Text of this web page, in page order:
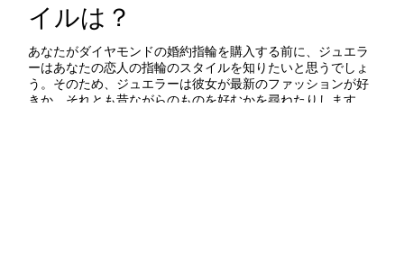
イルは？
あなたがダイヤモンドの婚約指輪を購入する前に、ジュエラ
ーはあなたの恋人の指輪のスタイルを知りたいと思うでしょ
う。そのため、ジュエラーは彼女が最新のファッションが好
きか、それとも昔ながらのものを好むかを尋ねたりします。